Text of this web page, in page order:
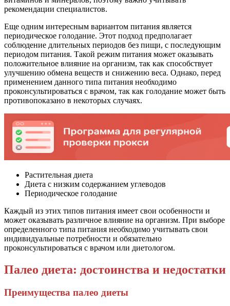
рекомендации специалистов.
Еще одним интересным вариантом питания является
периодическое голодание. Этот подход предполагает
соблюдение длительных периодов без пищи, с последующим
периодом питания. Такой режим питания может оказывать
положительное влияние на организм, так как способствует
улучшению обмена веществ и снижению веса. Однако, перед
применением данного типа питания необходимо
проконсультироваться с врачом, так как голодание может быть
противопоказано в некоторых случаях.
Растительная диета
Диета с низким содержанием углеводов
Периодическое голодание
Каждый из этих типов питания имеет свои особенности и
может оказывать различное влияние на организм. При выборе
определенного типа питания необходимо учитывать свои
индивидуальные потребности и обязательно
проконсультироваться с врачом или диетологом.
Палео диета: достоинства и недостатки
Преимущества палео диеты